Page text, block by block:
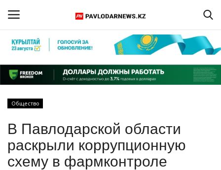
Регистрация
Главная
ПАВЛОДАРСКАЯ ОБЛАСТЬ
КАЗАХСТАН
Общество
В Павлодарской области
раскрыли коррупционную
схему в фармконтроле